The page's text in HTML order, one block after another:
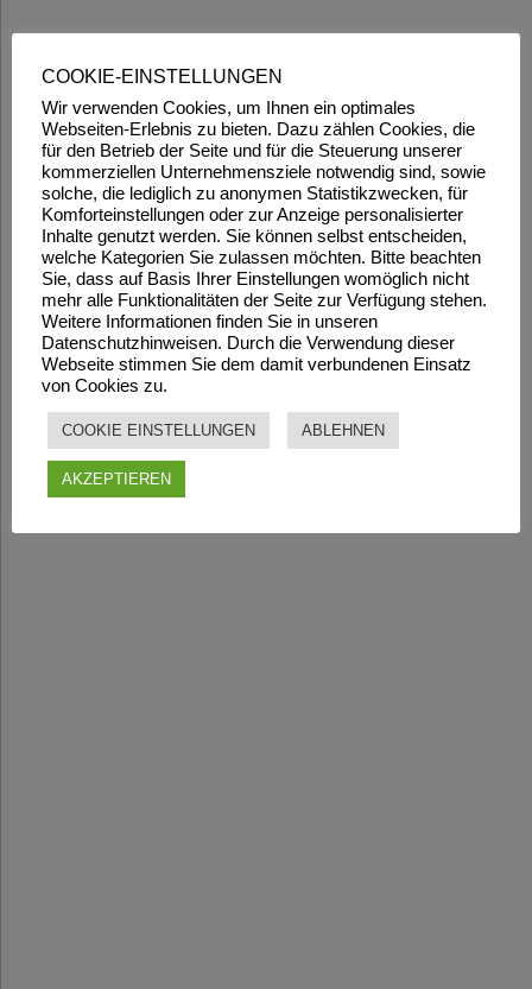
COOKIE-EINSTELLUNGEN
Wir verwenden Cookies, um Ihnen ein optimales
Webseiten-Erlebnis zu bieten. Dazu zählen Cookies, die
für den Betrieb der Seite und für die Steuerung unserer
kommerziellen Unternehmensziele notwendig sind, sowie
solche, die lediglich zu anonymen Statistikzwecken, für
Komforteinstellungen oder zur Anzeige personalisierter
Inhalte genutzt werden. Sie können selbst entscheiden,
welche Kategorien Sie zulassen möchten. Bitte beachten
Sie, dass auf Basis Ihrer Einstellungen womöglich nicht
mehr alle Funktionalitäten der Seite zur Verfügung stehen.
Weitere Informationen finden Sie in unseren
Datenschutzhinweisen. Durch die Verwendung dieser
Webseite stimmen Sie dem damit verbundenen Einsatz
von Cookies zu.
COOKIE EINSTELLUNGEN ABLEHNEN
AKZEPTIEREN